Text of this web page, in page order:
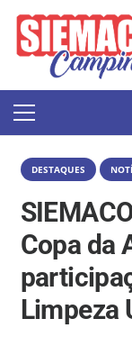
DESTAQUES
Copa da
Limpeza